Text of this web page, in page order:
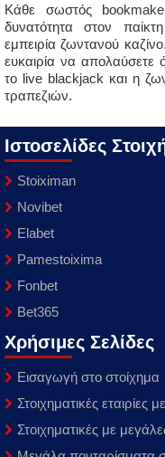
Κάθε σωστός
δυνατότητα στον
εμπειρία ζωντανού
ευκαιρία να απολαύσετε
το live blackjack και η
τραπεζιών.
Ιστοσελίδες
Stoiximan
Novibet
Elabet
Pamestoixima
Fonbet
Bet365
Χρήσιμες Σελίδες
Εισαγωγή στο στοίχημα
Στοιχηματικές εταιρίες
Στοιχηματικές με